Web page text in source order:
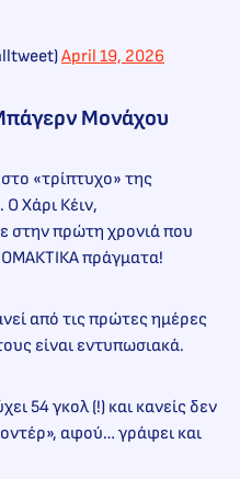
April 19, 2026
Μονάχου
«τρίπτυχο» της
Ο Χάρι Κέιν,
στην πρώτη χρονιά που
πράγματα!
από τις πρώτες ημέρες
είναι εντυπωσιακά.
54 γκολ (!) και κανείς δεν
αφού… γράφει και